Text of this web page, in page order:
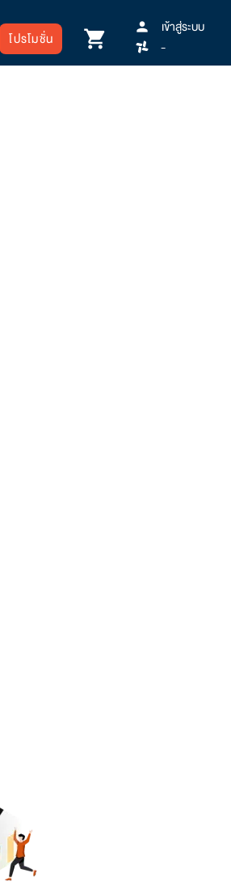
โปรโมชั่น shopping_cart person
เข้าสู่ระบบ
-